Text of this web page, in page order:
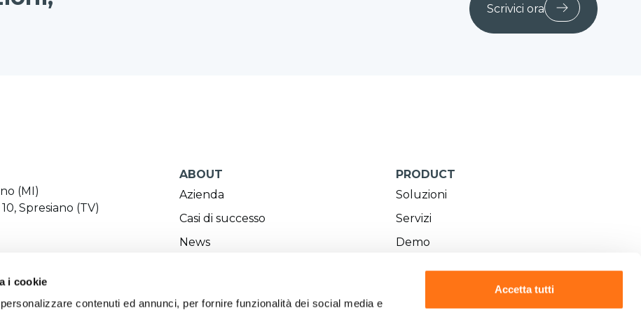
i cookie
contenuti ed annunci, per fornire funzionalità dei social media e
Accetta tutti
Scrivici ora
(MI)
Spresiano (TV)
ABOUT
Azienda
Casi di successo
News
PRODUCT
Soluzioni
Servizi
Demo